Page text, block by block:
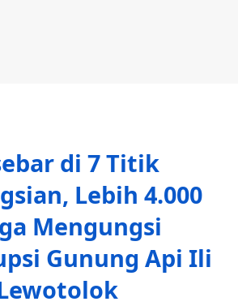
di 7 Titik
Lebih 4.000
Mengungsi
Gunung Api Ili